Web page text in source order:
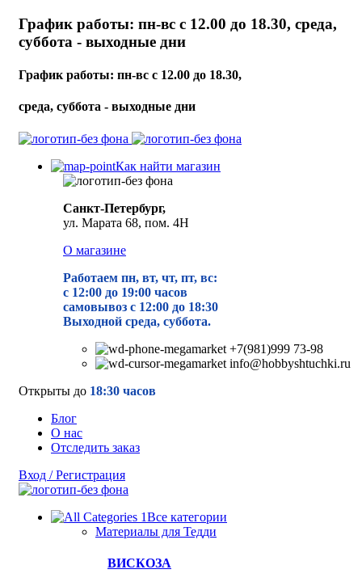
График работы: пн-вс с 12.00 до 18.30, среда,
суббота - выходные дни
График работы: пн-вс с 12.00 до 18.30,
среда, суббота - выходные дни
Как найти магазин
Санкт-Петербург,
ул. Марата 68, пом. 4Н
О магазине
Работаем пн, вт, чт, пт, вс:
с 12:00 до 19:00 часов
самовывоз с 12:00 до 18:30
Выходной среда, суббота.
+7(981)999 73-98
info@hobbyshtuchki.ru
Открыты до 18:30 часов
Блог
О нас
Отследить заказ
Вход / Регистрация
Все категории
Материалы для Тедди
ВИСКОЗА